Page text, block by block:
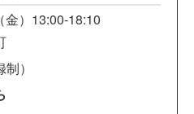
金）13:00-18:10
）